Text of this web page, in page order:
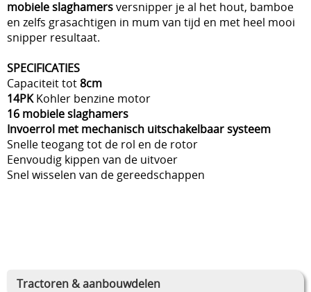
Tractoren & aanbouwdelen
mobiele slaghamersversnipper je al het hout, bamboe
en zelfs grasachtigen in mum van tijd en met heel mooi
snipper resultaat.
SPECIFICATIES
Capaciteit tot8cm
14PKKohler benzine motor
16 mobiele slaghamers
Invoerrol met mechanisch uitschakelbaar systeem
Snelle teogang tot de rol en de rotor
Eenvoudig kippen van de uitvoer
Snel wisselen van de gereedschappen